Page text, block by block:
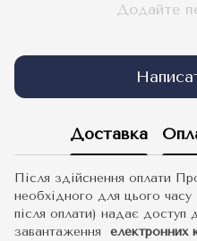
Додайте
Доставка
Після здійснення оплати
необхідного для цього
після оплати) надає
завантаження електронних